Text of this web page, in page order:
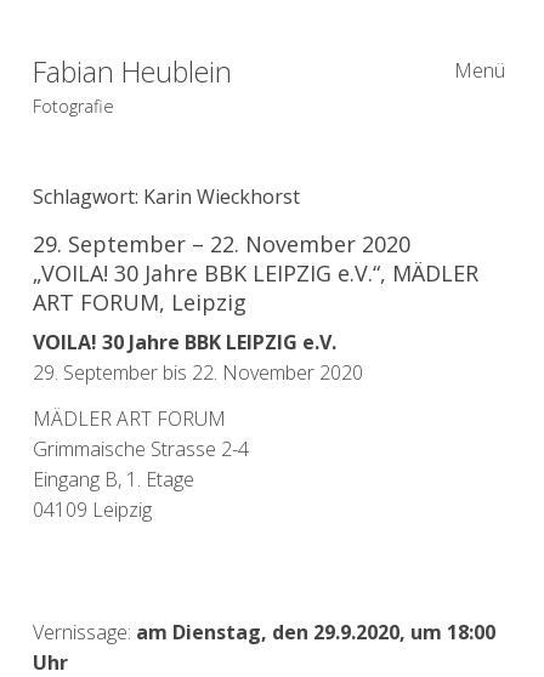
Fabian Heublein
Fotografie
Menü
Schlagwort: Karin Wieckhorst
29. September – 22. November 2020
„VOILA! 30 Jahre BBK LEIPZIG e.V.“, MÄDLER
ART FORUM, Leipzig
VOILA! 30 Jahre BBK LEIPZIG e.V.
29. September bis 22. November 2020
MÄDLER ART FORUM
Grimmaische Strasse 2-4
Eingang B, 1. Etage
04109 Leipzig
Vernissage: am Dienstag, den 29.9.2020, um 18:00
Uhr